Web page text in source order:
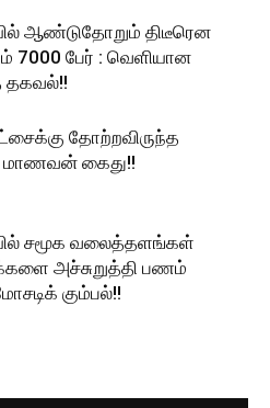
ஆண்டுதோறும் திடீரென
7000 பேர் : வெளியான
தகவல்!!
தோற்றவிருந்த
மாணவன் கைது!!
சமூக வலைத்தளங்கள்
அச்சுறுத்தி பணம்
கும்பல்!!